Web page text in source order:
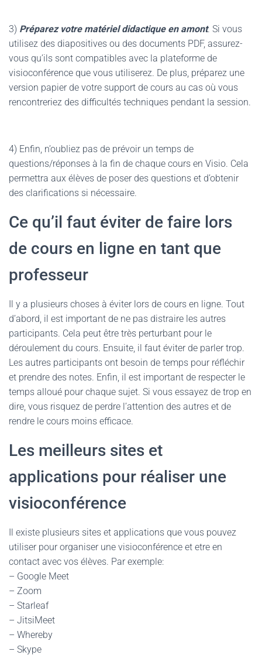
3) Préparez votre matériel didactique en amont. Si vous
utilisez des diapositives ou des documents PDF, assurez-
vous qu’ils sont compatibles avec la plateforme de
visioconférence que vous utiliserez. De plus, préparez une
version papier de votre support de cours au cas où vous
rencontreriez des difficultés techniques pendant la session.
4) Enfin, n’oubliez pas de prévoir un temps de
questions/réponses à la fin de chaque cours en Visio. Cela
permettra aux élèves de poser des questions et d’obtenir
des clarifications si nécessaire.
Ce qu’il faut éviter de faire lors
de cours en ligne en tant que
professeur
Il y a plusieurs choses à éviter lors de cours en ligne. Tout
d’abord, il est important de ne pas distraire les autres
participants. Cela peut être très perturbant pour le
déroulement du cours. Ensuite, il faut éviter de parler trop.
Les autres participants ont besoin de temps pour réfléchir
et prendre des notes. Enfin, il est important de respecter le
temps alloué pour chaque sujet. Si vous essayez de trop en
dire, vous risquez de perdre l’attention des autres et de
rendre le cours moins efficace.
Les meilleurs sites et
applications pour réaliser une
visioconférence
Il existe plusieurs sites et applications que vous pouvez
utiliser pour organiser une visioconférence et etre en
contact avec vos élèves. Par exemple:
– Google Meet
– Zoom
– Starleaf
– JitsiMeet
– Whereby
– Skype